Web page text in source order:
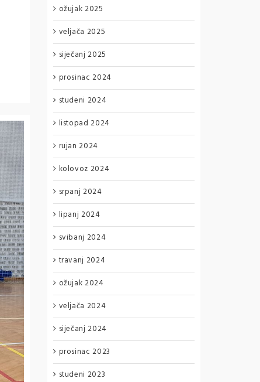
ožujak 2025
veljača 2025
siječanj 2025
prosinac 2024
studeni 2024
listopad 2024
rujan 2024
kolovoz 2024
srpanj 2024
lipanj 2024
svibanj 2024
travanj 2024
ožujak 2024
veljača 2024
siječanj 2024
prosinac 2023
studeni 2023